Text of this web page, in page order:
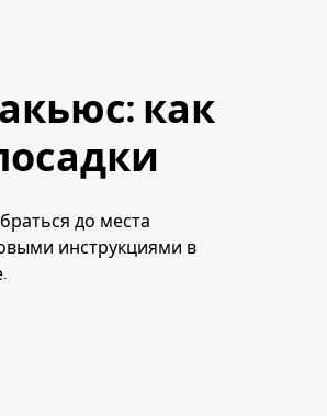
как
до места
инструкциями в